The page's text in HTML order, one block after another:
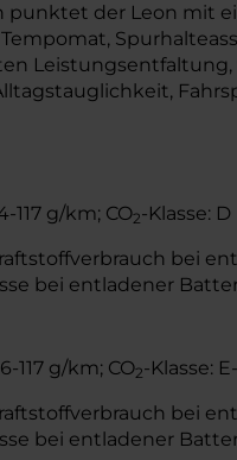
punktet der Leon mit
Leistungsentfaltung,
117 g/km; CO2-Klasse: D
bei
bei entladener
117 g/km; CO2-Klasse:
bei
bei entladener